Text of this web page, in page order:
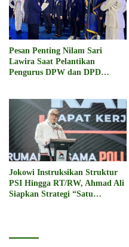
Pesan Penting Nilam Sari
Lawira Saat Pelantikan
Pengurus DPW dan DPD
Jokowi Instruksikan Struktur
PSI Hingga RT/RW, Ahmad Ali
Siapkan Strategi “Satu